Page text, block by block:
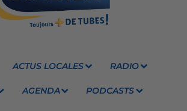
ACTUS LOCALES RADIO
AGENDA PODCASTS